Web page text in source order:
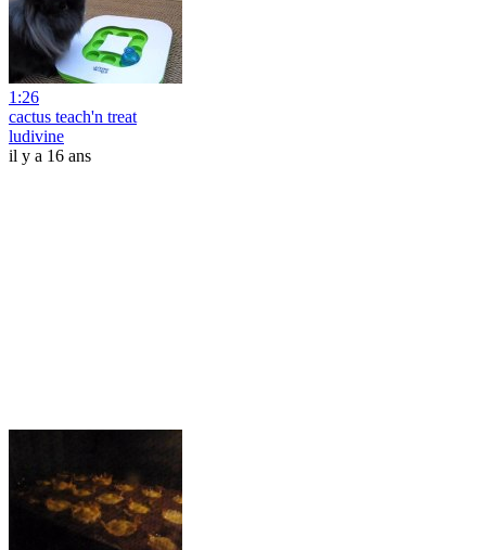
1:26
cactus teach'n treat
ludivine
il y a 16 ans